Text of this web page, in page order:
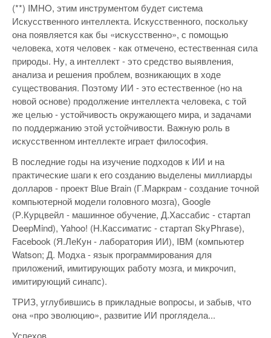
(**) IMHO, этим инструментом будет система
Искусственного интеллекта. Искусственного, поскольку
она появляется как бы «искусственно», с помощью
человека, хотя человек - как отмечено, естественная сила
природы. Ну, а интеллект - это средство выявления,
анализа и решения проблем, возникающих в ходе
существования. Поэтому ИИ - это естественное (но на
новой основе) продолжение интеллекта человека, с той
же целью - устойчивость окружающего мира, и задачами
по поддержанию этой устойчивости. Важную роль в
искусственном интеллекте играет философия.
В последние годы на изучение подходов к ИИ и на
практические шаги к его созданию выделены миллиарды
долларов - проект Blue Brain (Г.Маркрам - создание точной
компьютерной модели головного мозга), Google
(Р.Курцвейл - машинное обучение, Д.Хассабис - стартап
DeepMind), Yahoo! (Н.Кассиматис - стартап SkyPhrase),
Facebook (Я.ЛеКун - лаборатория ИИ), IBM (компьютер
Watson; Д. Модха - язык программирования для
приложений, имитирующих работу мозга, и микрочип,
имитирующий синапс).
ТРИЗ, углубившись в прикладные вопросы, и забыв, что
она «про эволюцию», развитие ИИ проглядела...
Успехов,